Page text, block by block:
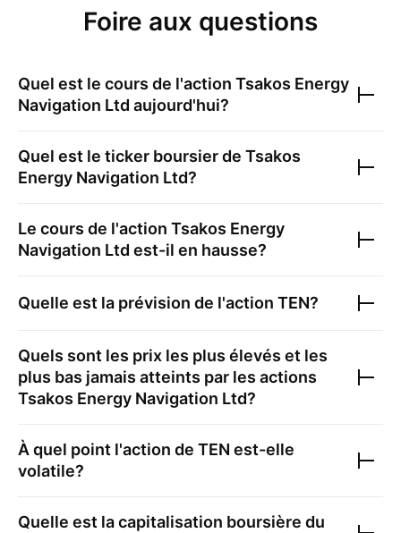
Foire aux questions
Quel est le cours de l'action Tsakos Energy
Navigation Ltd aujourd'hui?
Quel est le ticker boursier de Tsakos
Energy Navigation Ltd?
Le cours de l'action Tsakos Energy
Navigation Ltd est-il en hausse?
Quelle est la prévision de l'action TEN?
Quels sont les prix les plus élevés et les
plus bas jamais atteints par les actions
Tsakos Energy Navigation Ltd?
À quel point l'action de TEN est-elle
volatile?
Quelle est la capitalisation boursière du